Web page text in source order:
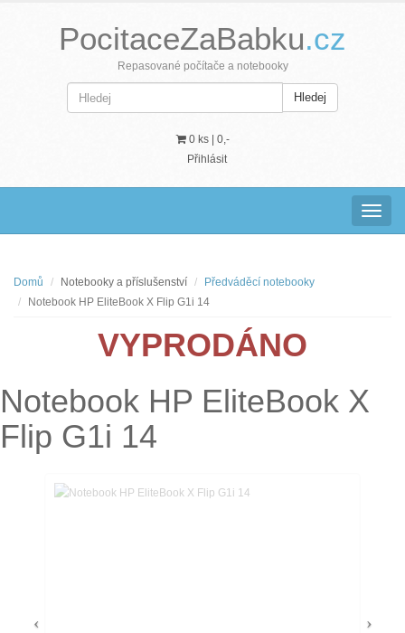
PocitaceZaBabku.cz
Repasované počítače a notebooky
Hledej
0 ks | 0,-
Přihlásit
Domů Notebooky a příslušenství
Předváděcí notebooky
Notebook HP EliteBook X Flip G1i 14
VYPRODÁNO
Notebook HP EliteBook X
Flip G1i 14